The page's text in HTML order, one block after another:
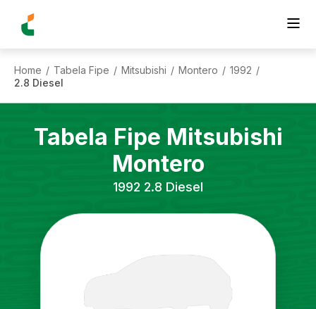
Home / Tabela Fipe / Mitsubishi / Montero / 1992 /
2.8 Diesel
Tabela Fipe Mitsubishi
Montero
1992 2.8 Diesel